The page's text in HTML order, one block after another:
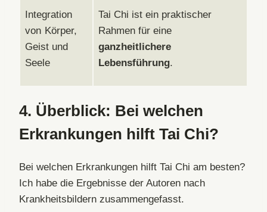
Integration
von Körper,
Geist und
Seele
Tai Chi ist ein praktischer
Rahmen für eine
ganzheitlichere
Lebensführung.
4. Überblick: Bei welchen
Erkrankungen hilft Tai Chi?
Bei welchen Erkrankungen hilft Tai Chi am besten?
Ich habe die Ergebnisse der Autoren nach
Krankheitsbildern zusammengefasst.